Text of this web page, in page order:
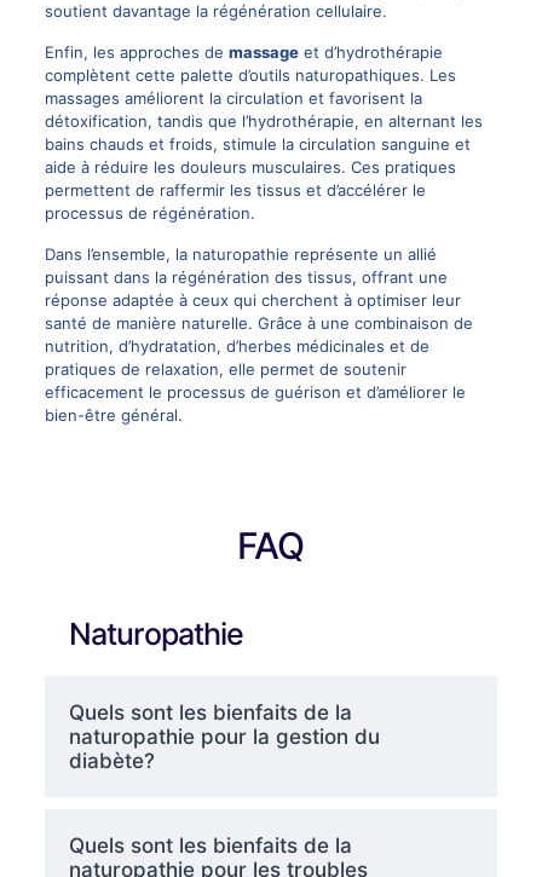
soutient davantage la régénération cellulaire.
Enfin, les approches de massageet d’hydrothérapie
complètent cette palette d’outils naturopathiques. Les
massages améliorent la circulation et favorisent la
détoxification, tandis que l’hydrothérapie, en alternant les
bains chauds et froids, stimule la circulation sanguine et
aide à réduire les douleurs musculaires. Ces pratiques
permettent de raffermir les tissus et d’accélérer le
processus de régénération.
Dans l’ensemble, la naturopathie représente un allié
puissant dans la régénération des tissus, offrant une
réponse adaptée à ceux qui cherchent à optimiser leur
santé de manière naturelle. Grâce à une combinaison de
nutrition, d’hydratation, d’herbes médicinales et de
pratiques de relaxation, elle permet de soutenir
efficacement le processus de guérison et d’améliorer le
bien-être général.
FAQ
Naturopathie
Quels sont les bienfaits de la
naturopathie pour la gestion du
diabète?
Quels sont les bienfaits de la
naturopathie pour les troubles